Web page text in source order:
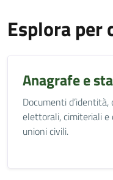
Esplora per
Anagrafe e
Documenti d’identità,
elettorali, cimiteriali
unioni civili.